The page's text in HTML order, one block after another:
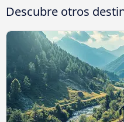
Descubre otros